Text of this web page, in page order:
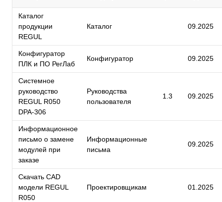
Каталог
продукции
REGUL
Каталог 09.2025
Конфигуратор
ПЛК и ПО РегЛаб
Конфигуратор 09.2025
Системное
руководство
REGUL R050
DPA-306
Руководства
пользователя
1.3 09.2025
Информационное
письмо о замене
модулей при
заказе
Информационные
письма
09.2025
Скачать CAD
модели REGUL
R050
Проектировщикам 01.2025